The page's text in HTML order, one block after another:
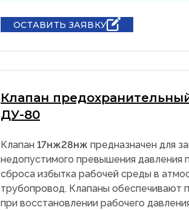
ОСТАВИТЬ ЗАЯВКУ
Клапан
ДУ-80
Клапан 17нж28нж предназначен для
недопустимого превышения давления
сброса избытка рабочей среды в
трубопровод. Клапаны обеспечивают
при восстановлении рабочего